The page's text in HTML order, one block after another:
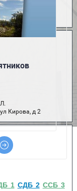
1 СДБ 2 ССБ 3